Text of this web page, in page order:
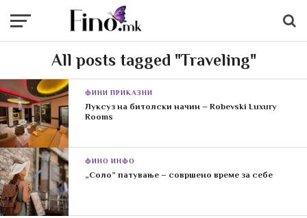
All posts tagged "Traveling"
ФИНИ ПРИКАЗНИ
Луксуз на битолски начин – Robevski Luxury
Rooms
ФИНО ИНФО
„Соло” патување – совршено време за себе